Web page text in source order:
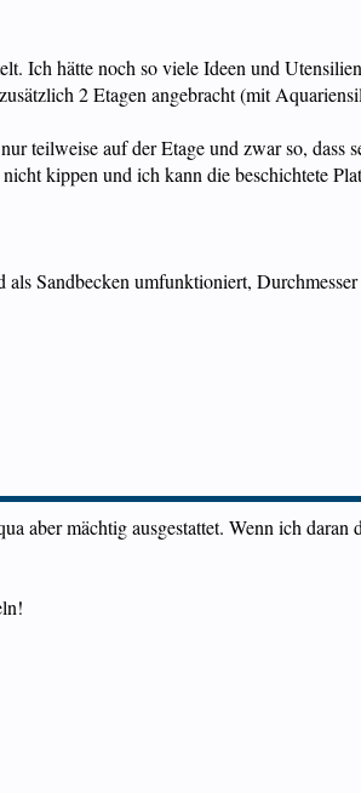
Ich hätte noch so viele Ideen und
2 Etagen angebracht (mit
teilweise auf der Etage und zwar so,
kippen und ich kann die beschichtete
Sandbecken umfunktioniert,
aber mächtig ausgestattet. Wenn ich